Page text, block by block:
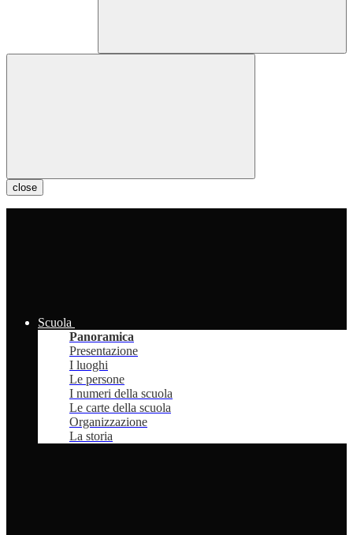
close
Scuola
Panoramica
Presentazione
I luoghi
Le persone
I numeri della scuola
Le carte della scuola
Organizzazione
La storia